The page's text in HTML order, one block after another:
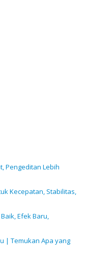
Pengeditan Lebih
Kecepatan, Stabilitas,
Efek Baru,
| Temukan Apa yang